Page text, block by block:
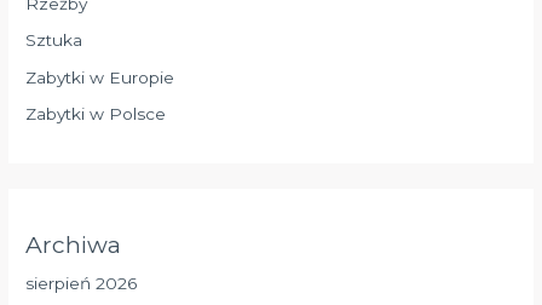
Sztuka
Zabytki w Europie
Zabytki w Polsce
Archiwa
sierpień 2026